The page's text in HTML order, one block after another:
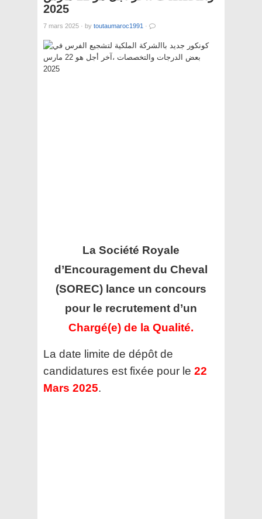
2025
7 mars 2025 · by toutaumaroc1991 ·
La Société Royale
d’Encouragement du Cheval
(SOREC) lance un concours
pour le recrutement d’un
Chargé(e) de la Qualité.
La date limite de dépôt de
candidatures est fixée pour le 22
Mars 2025.